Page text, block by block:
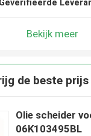
Geverifieerde
Bekijk meer
de beste
Olie scheider
06K103495BL